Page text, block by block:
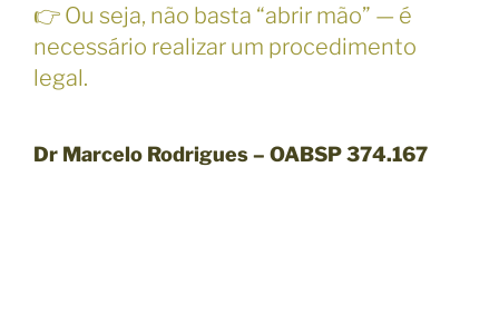
👉 Ou seja, não basta “abrir mão” — é
necessário realizar um procedimento
legal.
Dr Marcelo Rodrigues – OABSP 374.167